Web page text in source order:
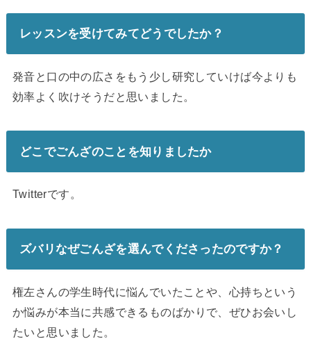
レッスンを受けてみてどうでしたか？
発音と口の中の広さをもう少し研究していけば今よりも
効率よく吹けそうだと思いました。
どこでごんざのことを知りましたか
Twitterです。
ズバリなぜごんざを選んでくださったのですか？
権左さんの学生時代に悩んでいたことや、心持ちという
か悩みが本当に共感できるものばかりで、ぜひお会いし
たいと思いました。